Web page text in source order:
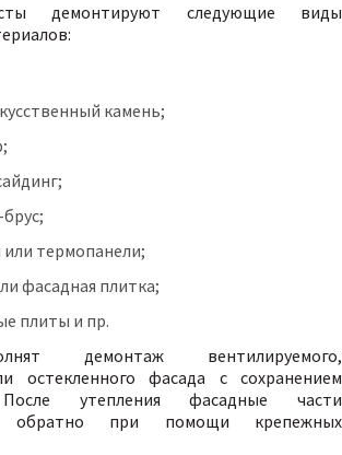
демонтируют следующие виды
камень;
термопанели;
фасадная плитка;
плиты и пр.
демонтаж вентилируемого,
остекленного фасада с сохранением
утепления фасадные части
обратно при помощи крепежных